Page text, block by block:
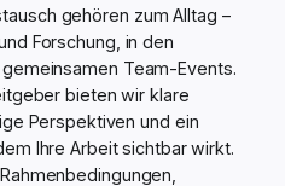
gehören zum Alltag –
Forschung, in den
Team-Events.
bieten wir klare
Perspektiven und ein
Ihre Arbeit sichtbar wirkt.